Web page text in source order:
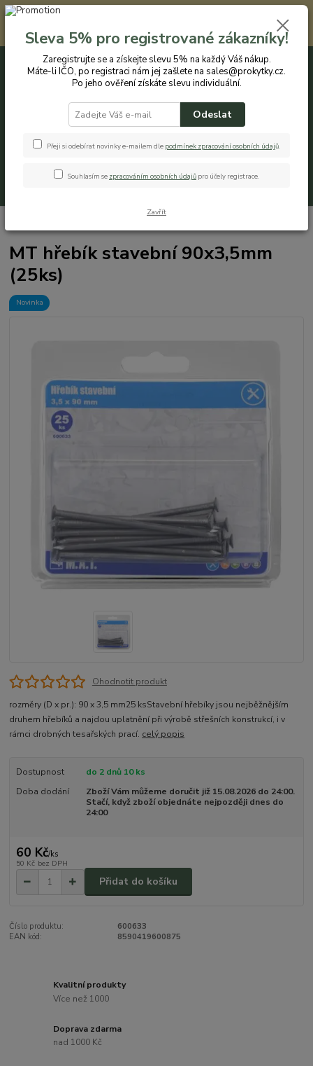
Registrovaným zákazníkům nabízíme slevu 5% na každý nákup. Máte-li
IČO, po registraci nám jej zašlete na sales@prokytky.cz. Po jeho ověření
získáte slevu individuální. Přejít na registraci →
CZK
+420 774 544 973 0ks
MT hřebík stavební 90x3,5mm
(25ks)
Novinka
Ohodnotit produkt
rozměry (D x pr.): 90 x 3,5 mm25 ksStavební hřebíky jsou nejběžnějším
druhem hřebíků a najdou uplatnění při výrobě střešních konstrukcí, i v
rámci drobných tesařských prací. celý popis
Dostupnost
do 2 dnů 10 ks
Doba dodání
Zboží Vám můžeme doručit již 15.08.2026 do 24:00.
Stačí, když zboží objednáte nejpozději dnes do
24:00
60 Kč/ks
50 Kč bez DPH
Přidat do košíku
Číslo produktu:
600633
EAN kód:
8590419600875
Kvalitní produkty
Více než 1000
Doprava zdarma
nad 1000 Kč
Sleva 5% pro registrované zákazníky!
Zaregistrujte se a získejte slevu 5% na každý Váš nákup.
Máte-li IČO, po registraci nám jej zašlete na sales@prokytky.cz.
Po jeho ověření získáte slevu individuální.
Odeslat
Přeji si odebírat novinky e-mailem dle podmínek zpracování osobních údajů.
Souhlasím se zpracováním osobních údajů pro účely registrace.
Zavřít